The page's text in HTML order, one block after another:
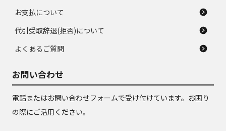
お支払について
代引受取辞退(拒否)について
よくあるご質問
お問い合わせ
電話またはお問い合わせフォームで受け付けています。お困り
の際にご活用ください。